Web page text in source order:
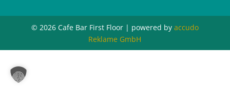
© 2026 Cafe Bar First Floor | powered by accudo
Reklame GmbH